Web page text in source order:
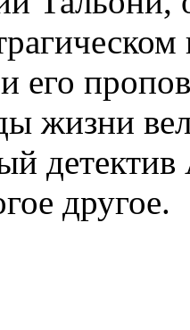
его
жизни
детектив
другое.